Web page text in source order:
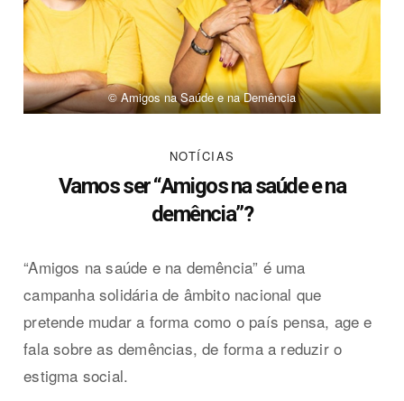
© Amigos na Saúde e na Demência
NOTÍCIAS
Vamos ser “Amigos na saúde e na
demência”?
“Amigos na saúde e na demência” é uma
campanha solidária de âmbito nacional que
pretende mudar a forma como o país pensa, age e
fala sobre as demências, de forma a reduzir o
estigma social.